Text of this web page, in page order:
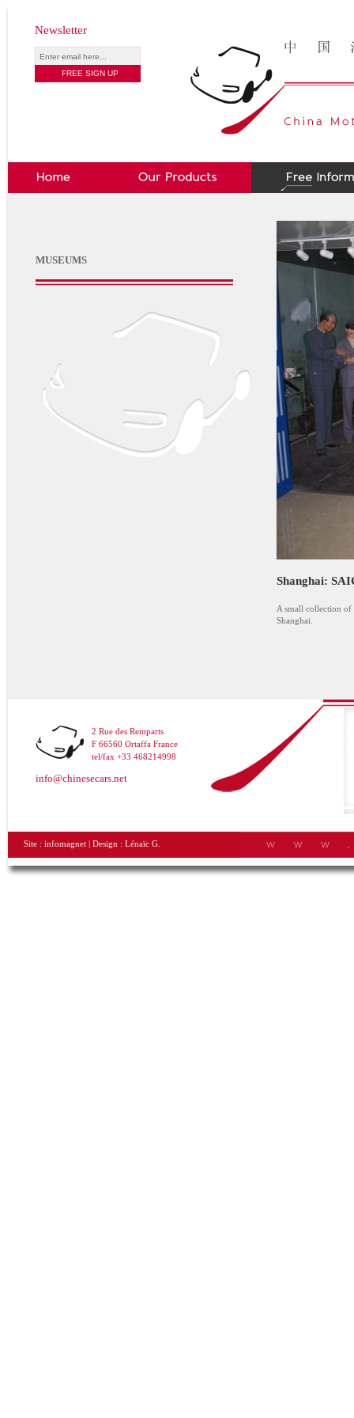
Newsletter
MUSEUMS
Shanghai:
A small collection of
Shanghai.
2 Rue des Remparts
F 66560 Ortaffa France
tel/fax +33 468214998
info@chinesecars.net
Site : infomagnet | Design : Lénaïc G.